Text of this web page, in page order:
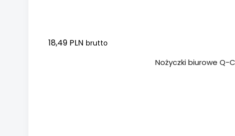
18,49 PLN brutto
Nożyczki biurowe Q-